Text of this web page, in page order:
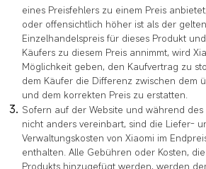
eines Preisfehlers zu einem Preis
oder offensichtlich höher ist als der
Einzelhandelspreis für dieses Produkt
Käufers zu diesem Preis annimmt, wird
Möglichkeit geben, den Kaufvertrag zu
dem Käufer die Differenz zwischen dem
und dem korrekten Preis zu erstatten.
Sofern auf der Website und während des
nicht anders vereinbart, sind die Liefer-
Verwaltungskosten von Xiaomi im
enthalten. Alle Gebühren oder Kosten,
Produkts hinzugefügt werden, werden